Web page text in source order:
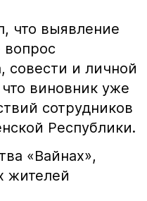
что выявление
совести и личной
виновник уже
сотрудников
Республики.
«Вайнах»,
жителей